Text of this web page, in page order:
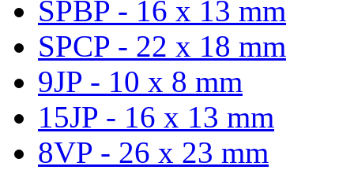
SPBP - 16 x 13 mm
SPCP - 22 x 18 mm
9JP - 10 x 8 mm
15JP - 16 x 13 mm
8VP - 26 x 23 mm